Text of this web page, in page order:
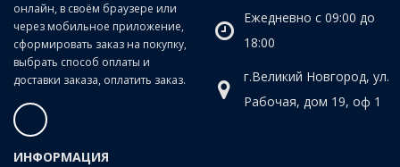
онлайн, в своём браузере или
через мобильное приложение,
сформировать заказ на покупку,
выбрать способ оплаты и
доставки заказа, оплатить заказ.
Ежедневно с 09:00 до
18:00
г.Великий Новгород, ул.
Рабочая, дом 19, оф 1
ИНФОРМАЦИЯ